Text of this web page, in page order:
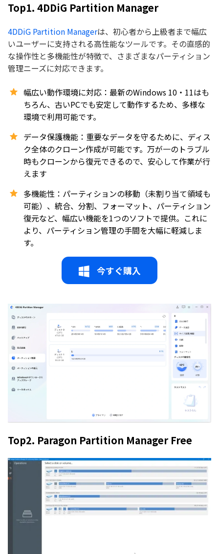
Top1. 4DDiG Partition Manager
4DDiG Partition Managerは、初心者から上級者まで幅広
いユーザーに支持される高性能なツールです。その直感的
な操作性と多機能性が特徴で、さまざまなパーティション
管理ニーズに対応できます。
幅広い動作環境に対応：最新のWindows 10・11はも
ちろん、古いPCでも安定して動作するため、多様な
環境で利用可能です。
データ保護機能：重要なデータを守るために、ディス
ク全体のクローン作成が可能です。万が一のトラブル
時もクローンから復元できるので、安心して作業が行
えます
多機能性：パーティションの移動（未割り当て領域も
可能）、統合、分割、フォーマット、パーティション
復元など、幅広い機能を1つのソフトで提供。これに
より、パーティション管理の手間を大幅に軽減しま
す。
今すぐ購入
Top2. Paragon Partition Manager Free